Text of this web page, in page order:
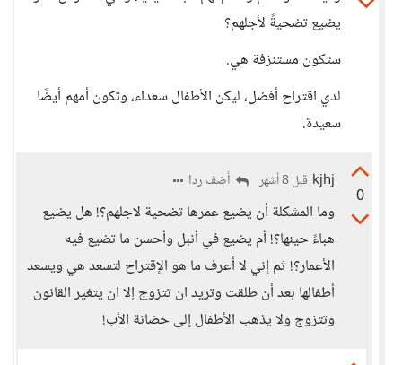
يضيع تضحيةً لأجلهم؟
ستكون مستنزفة هي.
لدي اقتراح أفضل، ليكن الأطفال سعداء، وتكون أمهم أيضًا
سعيدة.
0
kjhj قبل 8 أشهر أضف ردا
وما المشكلة أن يضيع عمرها تضحية لاجلهم؟! هل يضيع
هباءً حينها؟! أم يضيع في أنبل وأحسن ما تضيع فيه
الأعمار؟! ثم إني لا أعرف ما هو الإقتراح لتسعد هي ويسعد
أطفالها بعد أن طلقت وتريد ان تتزوج إلا ان يتغير القانون
وتتزوج ولا يذهب الأطفال إلى حضانة الأب!